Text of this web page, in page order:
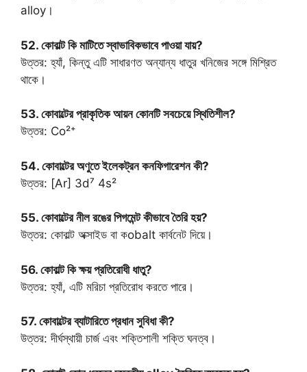
alloy।
52. কোবাল্ট কি মাটিতে স্বাভাবিকভাবে পাওয়া যায়?
উত্তর: হ্যাঁ, কিন্তু এটি সাধারণত অন্যান্য ধাতুর খনিজের সঙ্গে মিশ্রিত
থাকে।
53. কোবাল্টের প্রাকৃতিক আয়ন কোনটি সবচেয়ে স্থিতিশীল?
উত্তর: Co²⁺
54. কোবাল্টের অণুতে ইলেকট্রন কনফিগারেশন কী?
উত্তর: [Ar] 3d⁷ 4s²
55. কোবাল্টের নীল রঙের পিগমেন্ট কীভাবে তৈরি হয়?
উত্তর: কোবাল্ট অক্সাইড বা কobalt কার্বনেট দিয়ে।
56. কোবাল্ট কি ক্ষয় প্রতিরোধী ধাতু?
উত্তর: হ্যাঁ, এটি মরিচা প্রতিরোধ করতে পারে।
57. কোবাল্টের ব্যাটারিতে প্রধান সুবিধা কী?
উত্তর: দীর্ঘস্থায়ী চার্জ এবং শক্তিশালী শক্তি ঘনত্ব।